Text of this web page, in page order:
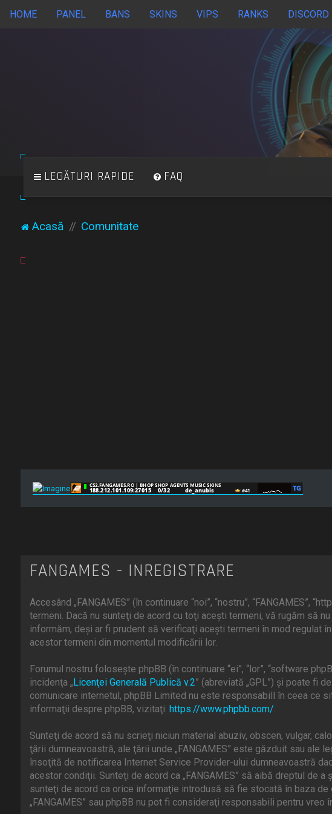
HOME PANEL BANS SKINS VIPS RANKS DISCORD
LEGĂTURI RAPIDE FAQ
Acasă Comunitate
FANGAMES - ÎNREGISTRARE
Accesând „FANGAMES” (în continuare “noi”, “nostru”,
termeni. Dacă nu sunteţi de acord cu toţi aceşti termeni, vă rugăm să
informăm, deşi ar fi prudent să verificaţi aceşti termeni în mod regulat
acestor termeni din momentul modificării lor.
Forumul nostru foloseşte phpBB (în continuare “ei”, “lor”, “software
incidenţa „ Licenţei Generală Publică v.2” (abreviată „GPL”) şi poate fi
comunicare internetul, phpBB Limited nu este responsabill în ceea ce
informaţii despre phpBB, vizitaţi: https://www.phpbb.com/.
Sunteţi de acord să nu scrieţi niciun material abuziv, obscen, vulgar,
ţării dumneavoastră, ale ţării unde „FANGAMES” este găzduit sau
însoţită de notificarea Internet Service Provider-ului dumneavoastră
acestor condiţii. Sunteţi de acord ca „FANGAMES” să aibă dreptul de
sunteţi de acord ca orice informaţie introdusă să fie stocată în baza
„FANGAMES” sau phpBB nu pot fi consideraţi responsabili pentru